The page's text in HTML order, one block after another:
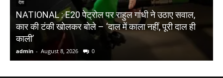
देश
NATIONAL : E20 पेट्रोल पर राहुल गांधी ने उठाए सवाल,
कार की टंकी खोलकर बोले – ‘दाल में काला नहीं, पूरी दाल ही
काली’
admin - August 8, 2026 0